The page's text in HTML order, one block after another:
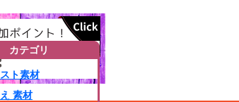
カテゴリ
ト素材
素材